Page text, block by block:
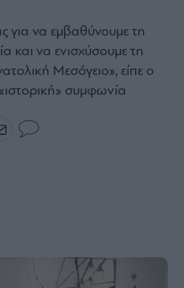
για να εμβαθύνουμε τη
και να ενισχύσουμε τη
Μεσόγειο», είπε ο
συμφωνία